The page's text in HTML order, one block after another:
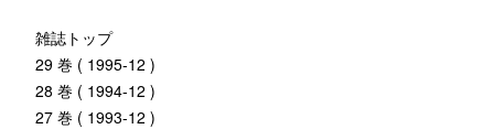
雑誌トップ
29 巻 ( 1995-12 )
28 巻 ( 1994-12 )
27 巻 ( 1993-12 )